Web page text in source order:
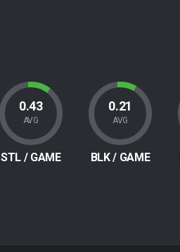
0.43
AVG
STL / GAME
0.21
AVG
BLK/ GAME